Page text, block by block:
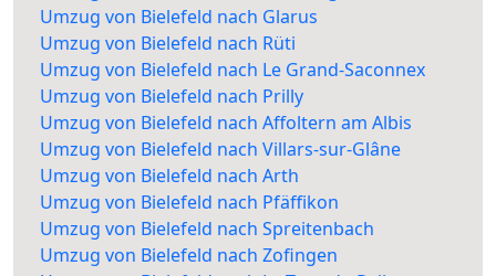
Umzug von Bielefeld nach Glarus
Umzug von Bielefeld nach Rüti
Umzug von Bielefeld nach Le Grand-Saconnex
Umzug von Bielefeld nach Prilly
Umzug von Bielefeld nach Affoltern am Albis
Umzug von Bielefeld nach Villars-sur-Glâne
Umzug von Bielefeld nach Arth
Umzug von Bielefeld nach Pfäffikon
Umzug von Bielefeld nach Spreitenbach
Umzug von Bielefeld nach Zofingen